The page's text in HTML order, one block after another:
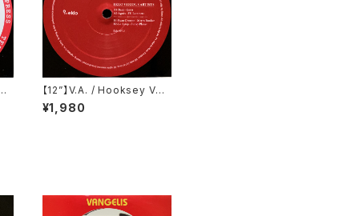
【12”】V.A. / Hooksey Vol.
3 (Eklo) (EKLO007.3)
¥1,980